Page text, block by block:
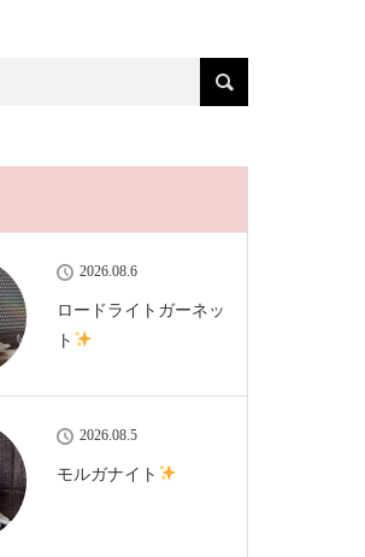
2026.08.6
ロードライトガーネッ
ト
2026.08.5
モルガナイト